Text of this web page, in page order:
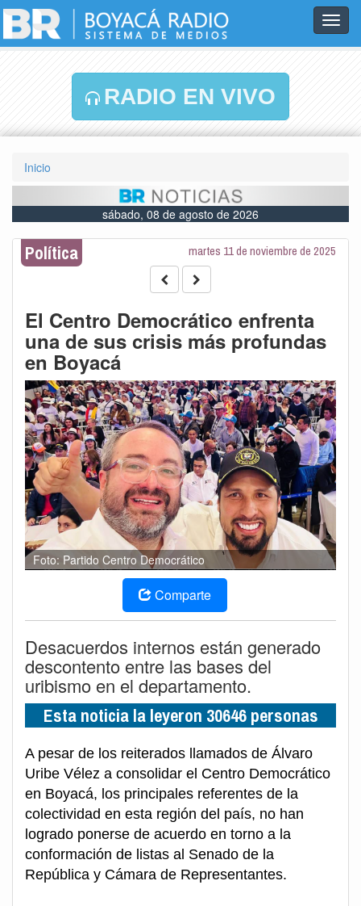
RADIO EN VIVO
Inicio
sábado, 08 de agosto de 2026
Política martes 11 de noviembre de 2025
El Centro Democrático enfrenta
una de sus crisis más profundas
en Boyacá
Foto: Partido Centro Democrático
Comparte
Desacuerdos internos están generado
descontento entre las bases del
uribismo en el departamento.
Esta noticia la leyeron 30646 personas
A pesar de los reiterados llamados de Álvaro
Uribe Vélez a consolidar el Centro Democrático
en Boyacá, los principales referentes de la
colectividad en esta región del país, no han
logrado ponerse de acuerdo en torno a la
conformación de listas al Senado de la
República y Cámara de Representantes.